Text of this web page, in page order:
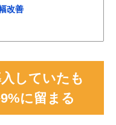
改善
していたも
に留まる